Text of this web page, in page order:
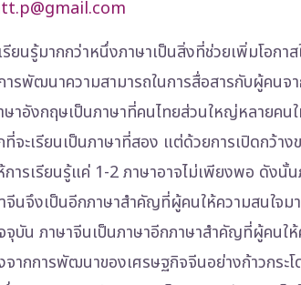
รียนรู้มากกว่าหนึ่งภาษาเป็นสิ่งที่ช่วยเพิ่มโอกา
ารพัฒนาความสามารถในการสื่อสารกับผู้คนจ
ษาอังกฤษเป็นภาษาที่คนไทยส่วนใหญ่หลายคน
ที่จะเรียนเป็นภาษาที่สอง แต่ด้วยการเปิดกว้าง
การเรียนรู้แค่ 1-2 ภาษาอาจไม่เพียงพอ ดังนั้
จีนจึงเป็นอีกภาษาสำคัญที่ผู้คนให้ความสนใจม
จุบัน ภาษาจีนเป็นภาษาอีกภาษาสำคัญที่ผู้คนใ
จากการพัฒนาของเศรษฐกิจจีนอย่างก้าวกระโ